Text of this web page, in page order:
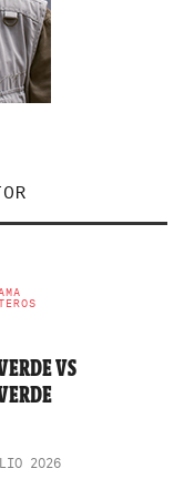
VS
2026